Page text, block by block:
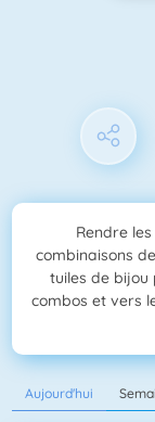
Rendre
combinaisons
tuiles de bijou
combos et vers
Aujourd'hui